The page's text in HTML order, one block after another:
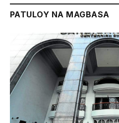
PATULOY NA MAGBASA